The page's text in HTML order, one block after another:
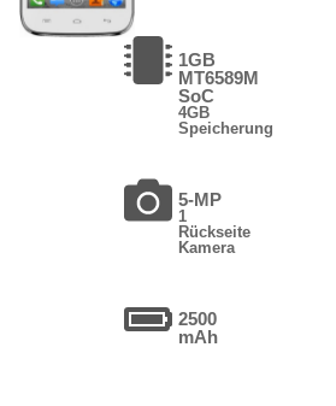
1GB
MT6589M
SoC
4GB
Speicherung
5-MP
1
Rückseite
Kamera
2500
mAh